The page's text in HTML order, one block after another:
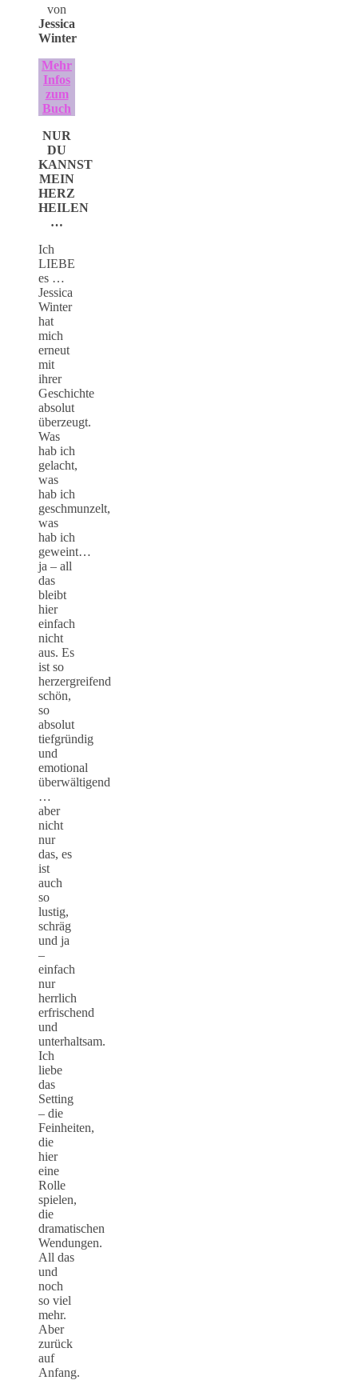
von
Jessica
Winter
Mehr
Infos
zum
Buch
NUR
DU
KANNST
MEIN
HERZ
HEILEN
…
Ich
LIEBE
es …
Jessica
Winter
hat
mich
erneut
mit
ihrer
Geschichte
absolut
überzeugt.
Was
hab ich
gelacht,
was
hab ich
geschmunzelt,
was
hab ich
geweint…
ja – all
das
bleibt
hier
einfach
nicht
aus. Es
ist so
herzergreifend
schön,
so
absolut
tiefgründig
und
emotional
überwältigend
…
aber
nicht
nur
das, es
ist
auch
so
lustig,
schräg
und ja
–
einfach
nur
herrlich
erfrischend
und
unterhaltsam.
Ich
liebe
das
Setting
– die
Feinheiten,
die
hier
eine
Rolle
spielen,
die
dramatischen
Wendungen.
All das
und
noch
so viel
mehr.
Aber
zurück
auf
Anfang.